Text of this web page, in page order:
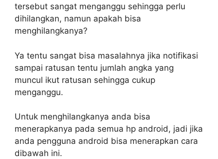
tersebut sangat menganggu sehingga perlu
dihilangkan, namun apakah bisa
menghilangkanya?
Ya tentu sangat bisa masalahnya jika notifikasi
sampai ratusan tentu jumlah angka yang
muncul ikut ratusan sehingga cukup
menganggu.
Untuk menghilangkanya anda bisa
menerapkanya pada semua hp android, jadi jika
anda pengguna android bisa menerapkan cara
dibawah ini.